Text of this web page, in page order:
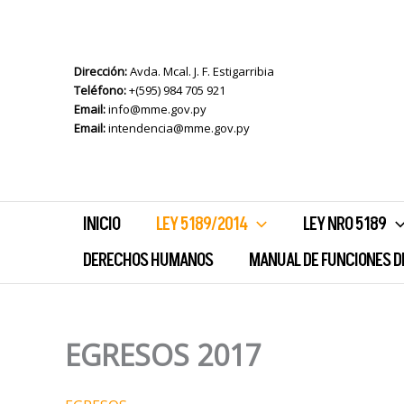
Dirección:Avda. Mcal. J. F. Estigarribia
Teléfono:+(595) 984 705 921
Email:info@mme.gov.py
Email:intendencia@mme.gov.py
INICIO LEY 5189/2014 LEY NRO 5189
DERECHOS HUMANOS
MANUAL DE FUNCIONES
EGRESOS 2017